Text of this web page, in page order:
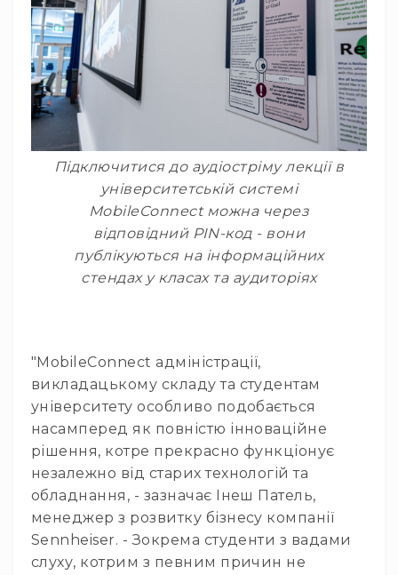
Розвантажувальні
системи
Стільці
та
банкетки
та
атрібутика
Домашнє
аудіо
Навушники
Універсальні
Для
Для
Dj
домашніх
студій
Для
перегляду
фільмів/
ТБ
Для
людей
Підключитися до аудіостріму лекції в
університетській системі
MobileConnect можна через
відповідний PIN-код - вони
публікуються на інформаційних
стендах у класах та аудиторіях
"MobileConnect адміністрації,
викладацькому складу та студентам
університету особливо подобається
насамперед як повністю інноваційне
рішення, котре прекрасно функціонує
незалежно від старих технологій та
обладнання, - зазначає Інеш Патель,
менеджер з розвитку бізнесу компанії
Sennheiser. - Зокрема студенти з вадами
слуху, котрим з певним причин не